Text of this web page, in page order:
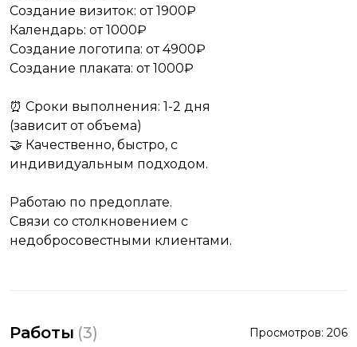
Создание визиток: от 1900₽
Календарь: от 1000₽
Создание логотипа: от 4900₽
Создание плаката: от 1000₽
⏰ Сроки выполнения: 1-2 дня
(зависит от объема)
🤝 Качественно, быстро, с
индивидуальным подходом.
Работаю по предоплате.
Связи со столкновением с
недобросовестными клиентами.
Работы (3) Просмотров: 206